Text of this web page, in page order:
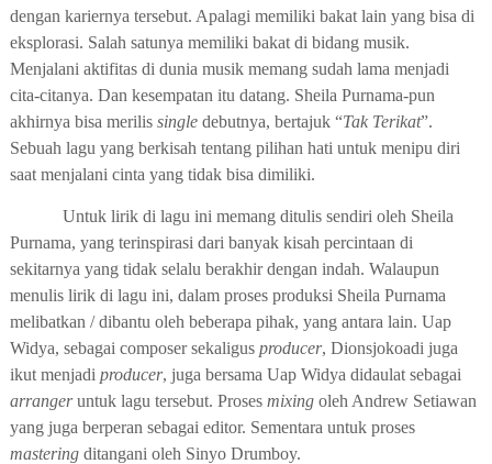
dengan kariernya tersebut. Apalagi memiliki bakat lain yang bisa di
eksplorasi. Salah satunya memiliki bakat di bidang musik.
Menjalani aktifitas di dunia musik memang sudah lama menjadi
cita-citanya. Dan kesempatan itu datang. Sheila Purnama-pun
akhirnya bisa merilis singledebutnya, bertajuk “Tak Terikat”.
Sebuah lagu yang berkisah tentang pilihan hati untuk menipu diri
saat menjalani cinta yang tidak bisa dimiliki.
Untuk lirik di lagu ini memang ditulis sendiri oleh Sheila
Purnama, yang terinspirasi dari banyak kisah percintaan di
sekitarnya yang tidak selalu berakhir dengan indah. Walaupun
menulis lirik di lagu ini, dalam proses produksi Sheila Purnama
melibatkan / dibantu oleh beberapa pihak, yang antara lain. Uap
Widya, sebagai composer sekaligus producer, Dionsjokoadi juga
ikut menjadi producer, juga bersama Uap Widya didaulatsebagai
arrangeruntuk lagu tersebut. Proses mixing oleh Andrew Setiawan
yang juga berperan sebagai editor. Sementara untuk proses
mastering ditangani oleh Sinyo Drumboy.